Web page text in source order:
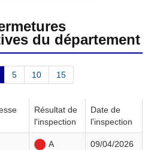
4
du département
5 10 15
Résultat de
l'inspection
Date de
l'inspection
A
09/04/2026